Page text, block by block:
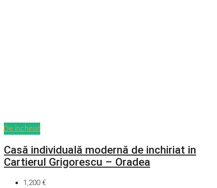
De închiriat
Casă individuală modernă de inchiriat in
Cartierul Grigorescu – Oradea
1,200 €